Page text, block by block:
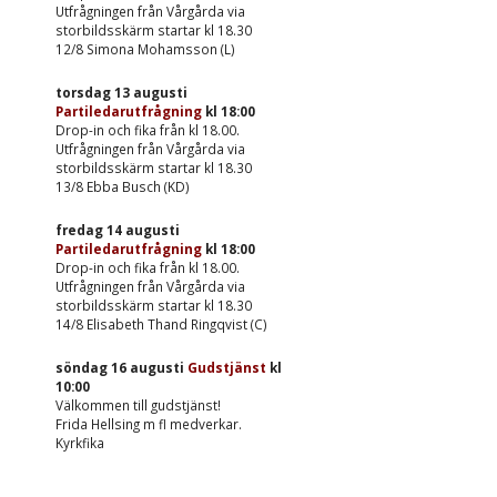
Utfrågningen från Vårgårda via
storbildsskärm startar kl 18.30
12/8 Simona Mohamsson (L)
torsdag 13 augusti
Partiledarutfrågning kl 18:00
Drop-in och fika från kl 18.00.
Utfrågningen från Vårgårda via
storbildsskärm startar kl 18.30
13/8 Ebba Busch (KD)
fredag 14 augusti
Partiledarutfrågning kl 18:00
Drop-in och fika från kl 18.00.
Utfrågningen från Vårgårda via
storbildsskärm startar kl 18.30
14/8 Elisabeth Thand Ringqvist (C)
söndag 16 augusti Gudstjänst kl
10:00
Välkommen till gudstjänst!
Frida Hellsing m fl medverkar.
Kyrkfika